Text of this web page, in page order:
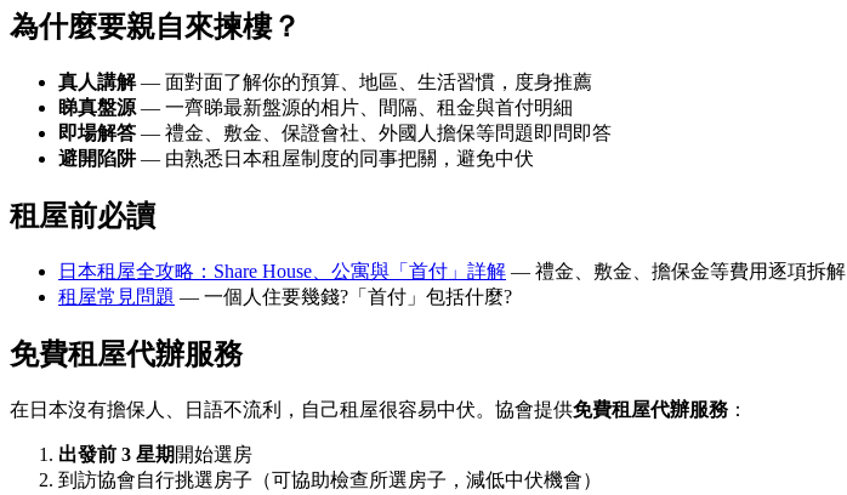
為什麼要親自來揀樓？
真人講解— 面對面了解你的預算、地區、生活習慣，度身推薦
睇真盤源 — 一齊睇最新盤源的相片、間隔、租金與首付明細
即場解答 — 禮金、敷金、保證會社、外國人擔保等問題即問即答
避開陷阱— 由熟悉日本租屋制度的同事把關，避免中伏
租屋前必讀
日本租屋全攻略：Share House、公寓與「首付」詳解 — 禮金、敷金、擔保金等費用逐項拆解
租屋常見問題 — 一個人住要幾錢?「首付」包括什麼?
免費租屋代辦服務
在日本沒有擔保人、日語不流利，自己租屋很容易中伏。協會提供免費租屋代辦服務 ：
出發前 3 星期 開始選房
到訪協會自行挑選房子（可協助檢查所選房子，減低中伏機會）